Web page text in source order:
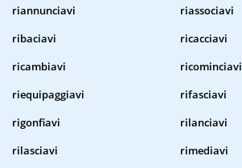
riannunciavi
riassociavi
ribaciavi
ricacciavi
ricambiavi
ricominciavi
riequipaggiavi
rifasciavi
rigonfiavi
rilanciavi
rilasciavi
rimediavi